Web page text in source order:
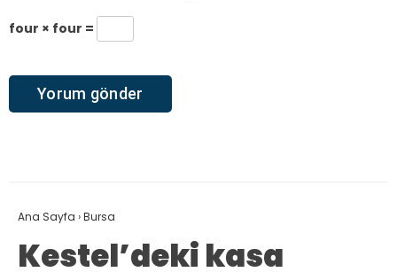
four × four =
Ana Sayfa ›Bursa
Kestel’deki kasa